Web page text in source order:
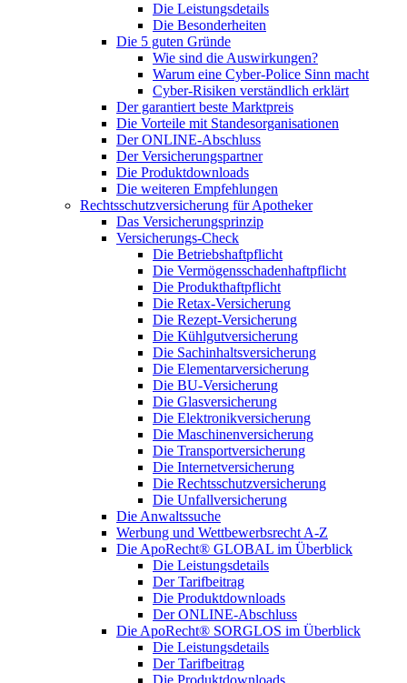
Die Leistungsdetails
Die Besonderheiten
Die 5 guten Gründe
Wie sind die Auswirkungen?
Warum eine Cyber-Police Sinn macht
Cyber-Risiken verständlich erklärt
Der garantiert beste Marktpreis
Die Vorteile mit Standesorganisationen
Der ONLINE-Abschluss
Der Versicherungspartner
Die Produktdownloads
Die weiteren Empfehlungen
Rechtsschutzversicherung für Apotheker
Das Versicherungsprinzip
Versicherungs-Check
Die Betriebshaftpflicht
Die Vermögensschadenhaftpflicht
Die Produkthaftpflicht
Die Retax-Versicherung
Die Rezept-Versicherung
Die Kühlgutversicherung
Die Sachinhaltsversicherung
Die Elementarversicherung
Die BU-Versicherung
Die Glasversicherung
Die Elektronikversicherung
Die Maschinenversicherung
Die Transportversicherung
Die Internetversicherung
Die Rechtsschutzversicherung
Die Unfallversicherung
Die Anwaltssuche
Werbung und Wettbewerbsrecht A-Z
Die ApoRecht® GLOBAL im Überblick
Die Leistungsdetails
Der Tarifbeitrag
Die Produktdownloads
Der ONLINE-Abschluss
Die ApoRecht® SORGLOS im Überblick
Die Leistungsdetails
Der Tarifbeitrag
Die Produktdownloads